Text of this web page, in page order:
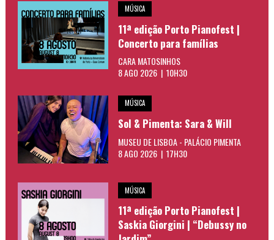
MÚSICA
11ª edição Porto Pianofest |
Concerto para famílias
CARA MATOSINHOS
8 AGO 2026 | 10H30
MÚSICA
Sol & Pimenta: Sara & Will
MUSEU DE LISBOA - PALÁCIO PIMENTA
8 AGO 2026 | 17H30
MÚSICA
11ª edição Porto Pianofest |
Saskia Giorgini | “Debussy no